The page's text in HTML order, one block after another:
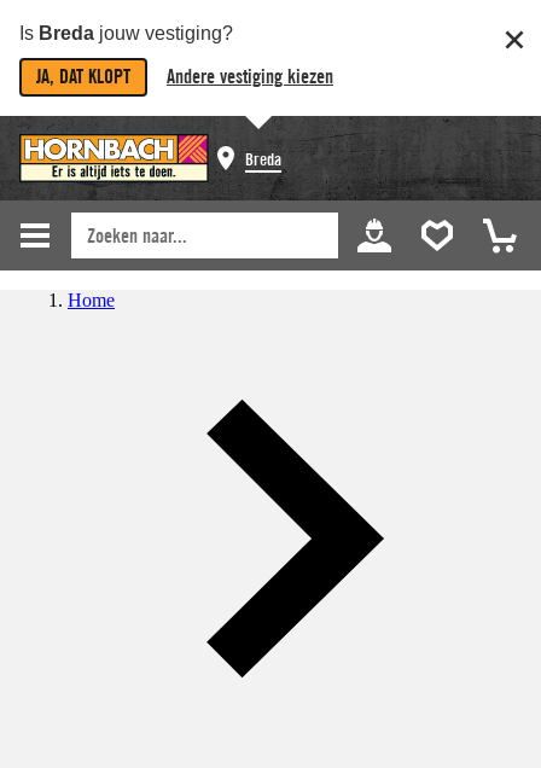
Is Breda jouw vestiging?
JA, DAT KLOPT Andere vestiging kiezen
Breda
Home